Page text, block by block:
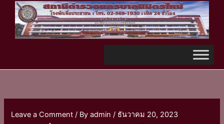
content
Leave a Comment / Byadmin/ ธันวาคม 20, 2023
TikTok